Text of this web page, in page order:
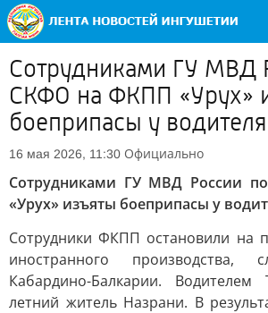
Сотрудниками ГУ МВД
СКФО на ФКПП «Урух»
боеприпасы у
16 мая 2026, 11:30 Официально
Сотрудниками ГУ МВД России
«Урух» изъяты боеприпасы у
Сотрудники ФКПП остановили на
иностранного производства,
Кабардино-Балкарии.
летний житель Назрани. В